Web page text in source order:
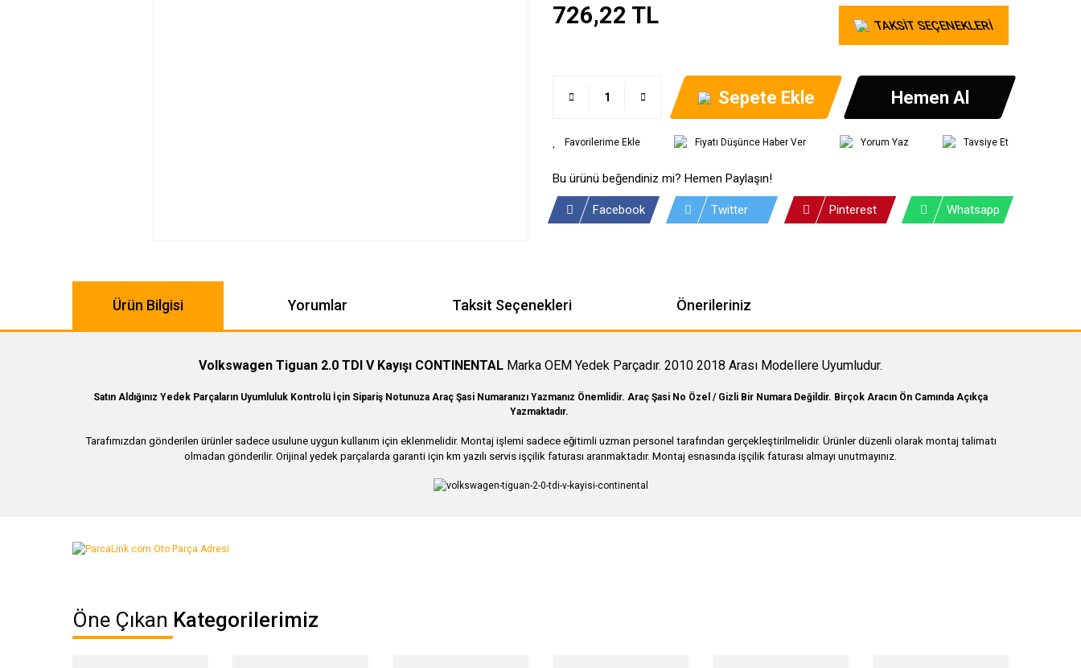
726,22 TL TAKSİT SEÇENEKLERİ
Sepete Ekle Hemen Al
Fiyatı Düşünce Haber Ver Yorum Yaz Tavsiye Et
Bu ürünü beğendiniz mi? Hemen Paylaşın!
Facebook Twitter Pinterest Whatsapp
Ürün Bilgisi Yorumlar Taksit Seçenekleri Önerileriniz
Volkswagen Tiguan 2.0 TDI V Kayışı CONTINENTAL Marka OEM Yedek Parçadır. 2010 2018 Arası Modellere Uyumludur.
Satın Aldığınız Yedek Parçaların Uyumluluk Kontrolü İçin Sipariş Notunuza Araç Şasi Numaranızı Yazmanız Önemlidir. Araç Şasi No Özel / Gizli Bir Numara Değildir. Birçok Aracın Ön Camında Açıkça
Yazmaktadır.
Tarafımızdan gönderilen ürünler sadece usulune uygun kullanım için eklenmelidir. Montaj işlemi sadece eğitimli uzman personel tarafından gerçekleştirilmelidir. Ürünler düzenli olarak montaj talimatı
olmadan gönderilir. Orijinal yedek parçalarda garanti için km yazılı servis işçilik faturası aranmaktadır. Montaj esnasında işçilik faturası almayı unutmayınız.
Bu ürünün fiyat bilgisi, resim, ürün açıklamalarında ve diğer konularda yetersiz gördüğünüz noktaları öneri formunu kullanarak tarafımıza iletebilirsiniz.
Ürün açıklamasında eksik bilgiler bulunuyor.
Öne Çıkan Kategorilerimiz